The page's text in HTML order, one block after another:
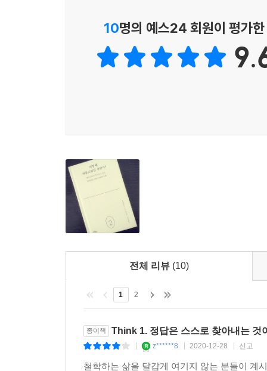
SNS를 통해 스스로를 과시하는 행위가 유행하
집착에서 벗어나기가 쉽지 않다. 현대인이 거의
전달한다. 그러나 에픽테토스의 말에 따르면 남
에픽테토스에게 자유는 단순히 인간으로서의 권
수 있는 선물이다. 에픽테토스는 이를 얻기 위해
그는 “자유롭기를 바라는 사람은 다른 사람에게
에픽테토스가 말하는 자유는 오늘날 조언할 때 흔
네 일이나 신경 써” 같은 말과 비슷한 내용이다.
달려있지 않은 것이라면 “내가 신경 쓸 일이 아니
“명심하라. 욕망은 원하는 것의 획득을 추구하고
것과 만나면 비ㅠ참해진다. 그러니 만일 자연을
아니라 자연을 거스르는 것 중 우리에게 달려있
어떤 것이든 우리에게 달려있지 않은 것을 욕망
오로지 원하는 것의 추구와 원하지 않는 것의 회
10명의 예스24 회원이 평가
전체 리뷰 (10)
1 2
종이책 Think 1. 정답은 스스로 찾아내는 것
z******8 2020-12-28 신고
철학하는 삶을 달갑게 여기지 않는 분들이 계